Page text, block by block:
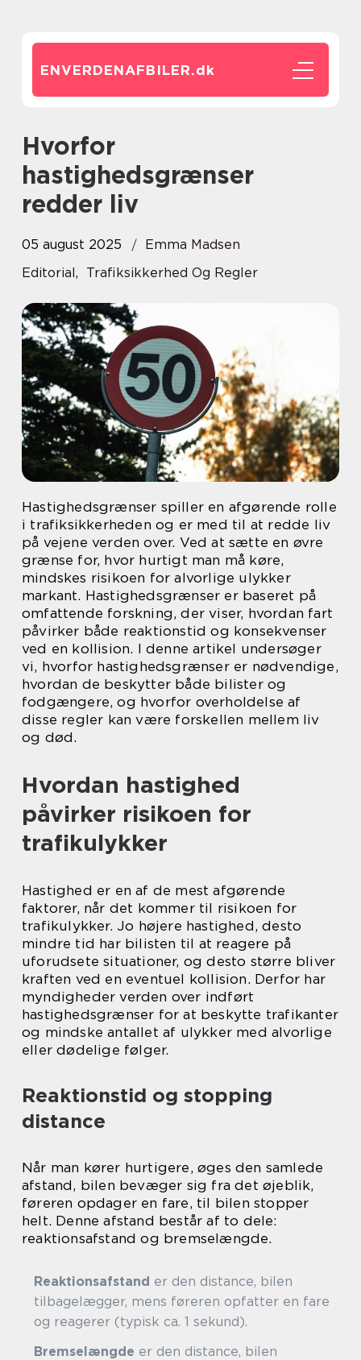
ENVERDENAFBILER.dk
Hvorfor
hastighedsgrænser
redder liv
05 august 2025
Emma Madsen
Editorial, Trafiksikkerhed Og Regler
Hastighedsgrænser spiller en afgørende rolle
i trafiksikkerheden og er med til at redde liv
på vejene verden over. Ved at sætte en øvre
grænse for, hvor hurtigt man må køre,
mindskes risikoen for alvorlige ulykker
markant. Hastighedsgrænser er baseret på
omfattende forskning, der viser, hvordan fart
påvirker både reaktionstid og konsekvenser
ved en kollision. I denne artikel undersøger
vi, hvorfor hastighedsgrænser er nødvendige,
hvordan de beskytter både bilister og
fodgængere, og hvorfor overholdelse af
disse regler kan være forskellen mellem liv
og død.
Hvordan hastighed
påvirker risikoen for
trafikulykker
Hastighed er en af de mest afgørende
faktorer, når det kommer til risikoen for
trafikulykker. Jo højere hastighed, desto
mindre tid har bilisten til at reagere på
uforudsete situationer, og desto større bliver
kraften ved en eventuel kollision. Derfor har
myndigheder verden over indført
hastighedsgrænser for at beskytte trafikanter
og mindske antallet af ulykker med alvorlige
eller dødelige følger.
Reaktionstid og stopping
distance
Når man kører hurtigere, øges den samlede
afstand, bilen bevæger sig fra det øjeblik,
føreren opdager en fare, til bilen stopper
helt. Denne afstand består af to dele:
reaktionsafstand og bremselængde.
Reaktionsafstand er den distance, bilen
tilbagelægger, mens føreren opfatter en fare
og reagerer (typisk ca. 1 sekund).
Bremselængde er den distance, bilen